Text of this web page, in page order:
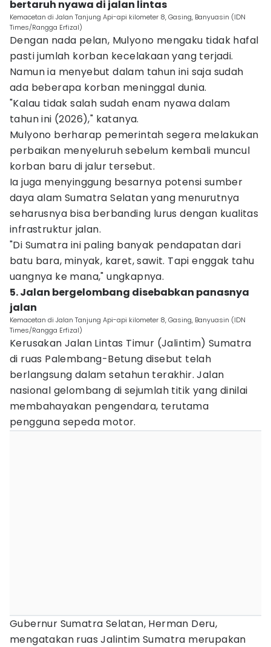
bertaruh nyawa di jalan lintas
Kemacetan di Jalan Tanjung Api-api kilometer 8, Gasing, Banyuasin (IDN
Times/Rangga Erfizal)
Dengan nada pelan, Mulyono mengaku tidak hafal
pasti jumlah korban kecelakaan yang terjadi.
Namun ia menyebut dalam tahun ini saja sudah
ada beberapa korban meninggal dunia.
"Kalau tidak salah sudah enam nyawa dalam
tahun ini (2026)," katanya.
Mulyono berharap pemerintah segera melakukan
perbaikan menyeluruh sebelum kembali muncul
korban baru di jalur tersebut.
Ia juga menyinggung besarnya potensi sumber
daya alam Sumatra Selatan yang menurutnya
seharusnya bisa berbanding lurus dengan kualitas
infrastruktur jalan.
"Di Sumatra ini paling banyak pendapatan dari
batu bara, minyak, karet, sawit. Tapi enggak tahu
uangnya ke mana," ungkapnya.
5. Jalan bergelombang disebabkan panasnya
jalan
Kemacetan di Jalan Tanjung Api-api kilometer 8, Gasing, Banyuasin (IDN
Times/Rangga Erfizal)
Kerusakan Jalan Lintas Timur (Jalintim) Sumatra
di ruas Palembang-Betung disebut telah
berlangsung dalam setahun terakhir. Jalan
nasional gelombang di sejumlah titik yang dinilai
membahayakan pengendara, terutama
pengguna sepeda motor.
Gubernur Sumatra Selatan, Herman Deru,
mengatakan ruas Jalintim Sumatra merupakan